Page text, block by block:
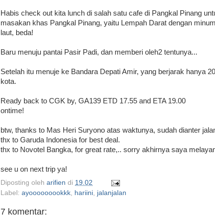
Habis check out kita lunch di salah satu cafe di Pangkal Pinang
masakan khas Pangkal Pinang, yaitu Lempah Darat dengan
laut, beda!
Baru menuju pantai Pasir Padi, dan memberi oleh2 tentunya...
Setelah itu menuje ke Bandara Depati Amir, yang berjarak hanya
kota.
Ready back to CGK by, GA139 ETD 17.55 and ETA 19.00
ontime!
btw, thanks to Mas Heri Suryono atas waktunya, sudah dianter
thx to Garuda Indonesia for best deal.
thx to Novotel Bangka, for great rate,.. sorry akhirnya saya
see u on next trip ya!
Diposting oleh arifien di 19.02
Label: ayooooooookkk hariini jalanjalan
7 komentar: